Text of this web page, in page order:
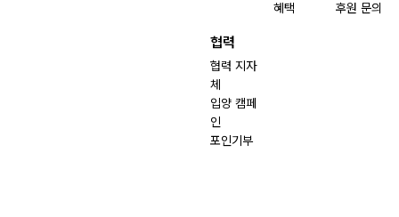
혜택
후원 문의
협력
협력 지자
체
입양 캠페
인
포인기부